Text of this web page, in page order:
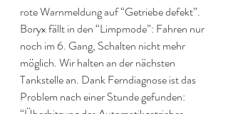
rote Warnmeldung auf “Getriebe defekt”.
Boryx fällt in den “Limpmode”: Fahren nur
noch im 6. Gang, Schalten nicht mehr
möglich. Wir halten an der nächsten
Tankstelle an. Dank Ferndiagnose ist das
Problem nach einer Stunde gefunden: